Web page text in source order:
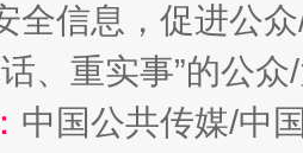
生
生
全信息，促进公
、重实事”的公
中国公共传媒/中